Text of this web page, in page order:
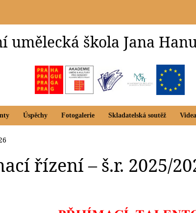
umělecká škola Jana
Úspěchy Fotogalerie Skladatelská soutěž
řízení – š.r. 2025/